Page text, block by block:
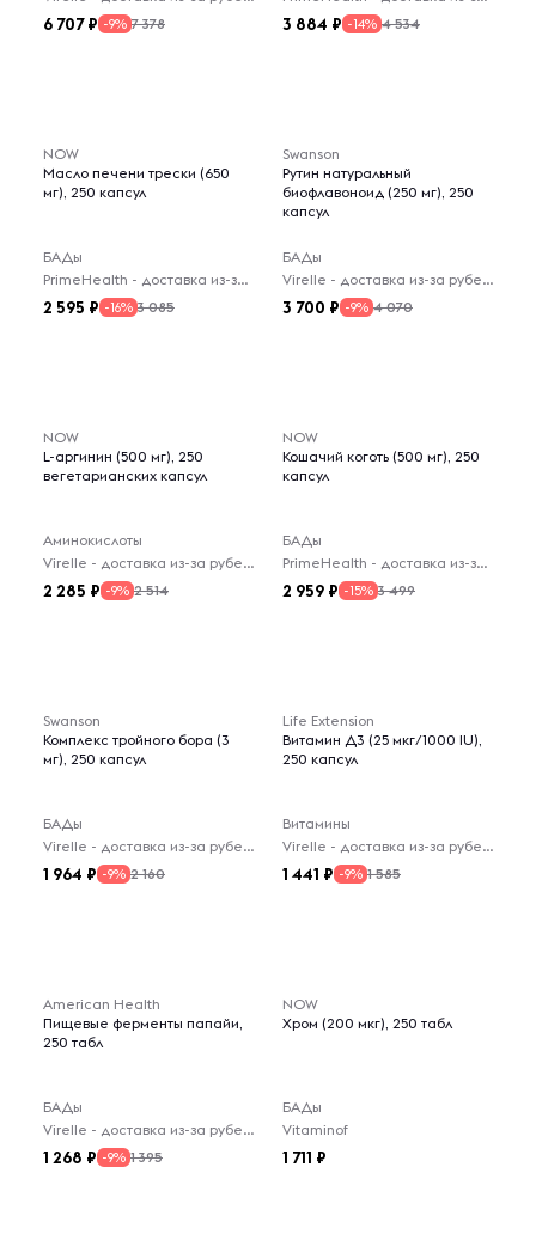
6 707 -9% 7 378 3 884 -14% 4 534
NOW
Масло печени трески (650
мг), 250 капсул
БАДы
PrimeHealth - доставка из-за рубежа
2 595 -16% 3 085
Swanson
Рутин натуральный
биофлавоноид (250 мг), 250
капсул
БАДы
Virelle - доставка из-за рубежа
3 700 -9% 4 070
NOW
L-аргинин (500 мг), 250
вегетарианских капсул
Аминокислоты
Virelle - доставка из-за рубежа
2 285 -9% 2 514
NOW
Кошачий коготь (500 мг), 250
капсул
БАДы
PrimeHealth - доставка из-за рубежа
2 959 -15% 3 499
Swanson
Комплекс тройного бора (3
мг), 250 капсул
БАДы
Virelle - доставка из-за рубежа
1 964 -9% 2 160
Life Extension
Витамин Д3 (25 мкг/1000 IU),
250 капсул
Витамины
Virelle - доставка из-за рубежа
1 441 -9% 1 585
American Health
Пищевые ферменты папайи,
250 табл
БАДы
Virelle - доставка из-за рубежа
1 268 -9% 1 395
NOW
Хром (200 мкг), 250 табл
БАДы
Vitaminof
1 711